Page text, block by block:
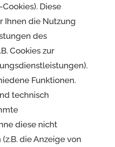
Diese
Ihnen die Nutzung
des
Cookies zur
Funktionen.
technisch
diese nicht
die Anzeige von